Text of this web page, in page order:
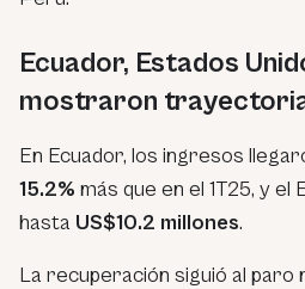
Ecuador, Estados
mostraron
En Ecuador, los ingresos
15.2% más que en el 1T25, y el
hasta US$10.2 millones.
La recuperación siguió al paro